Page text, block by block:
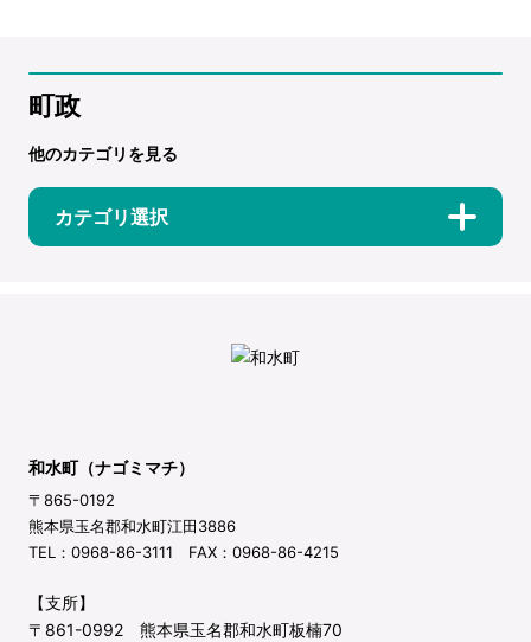
町政
他のカテゴリを見る
カテゴリ選択
和水町（ナゴミマチ）
〒865-0192
熊本県玉名郡和水町江田3886
TEL：0968-86-3111 FAX：0968-86-4215
【支所】
〒861-0992 熊本県玉名郡和水町板楠70